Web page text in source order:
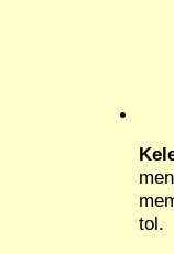
tol.